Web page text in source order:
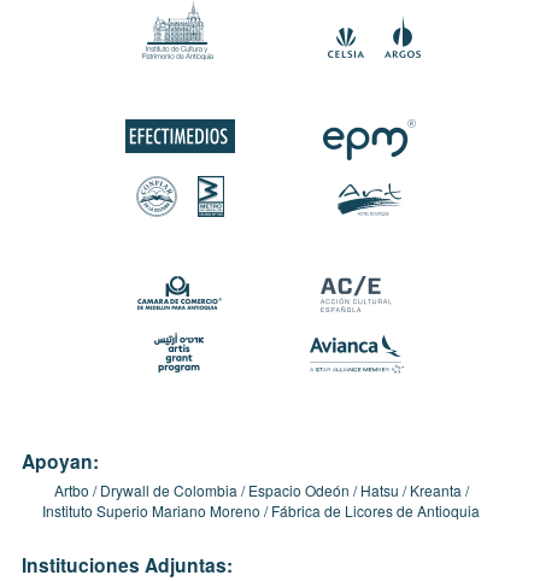
Apoyan:
Artbo Drywall de Colombia Espacio Odeón Hatsu
Kreanta
Instituto Superio Mariano Moreno
Fábrica de Licores de Antioquia
Instituciones Adjuntas: